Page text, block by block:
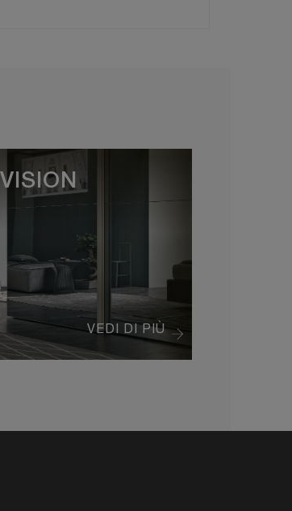
VEDI DI PIÙ
VISION